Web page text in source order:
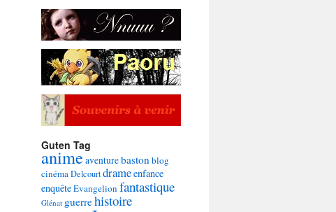
Guten Tag
animeaventurebaston blog
cinémaDelcourtdrameenfance
enquêteEvangelion fantastique
Glénat guerrehistoire